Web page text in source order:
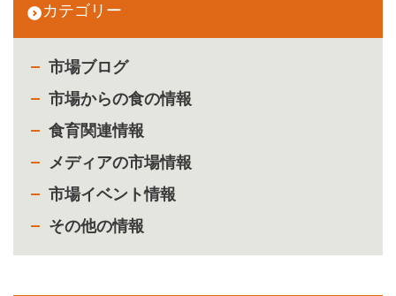
カテゴリー
市場ブログ
市場からの食の情報
食育関連情報
メディアの市場情報
市場イベント情報
その他の情報